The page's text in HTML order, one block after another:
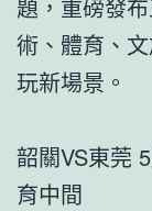
題，重磅發
術、體育、
玩新場景。
韶關VS東莞
育中間